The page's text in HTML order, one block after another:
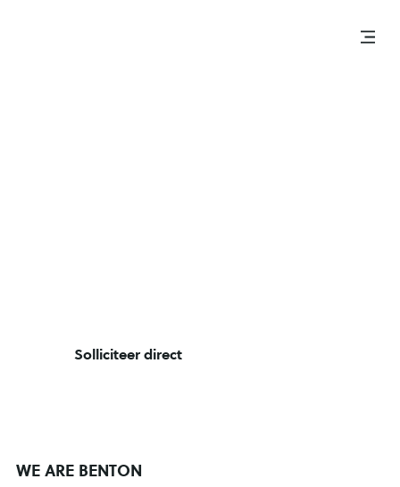
Solliciteer direct
WE ARE BENTON